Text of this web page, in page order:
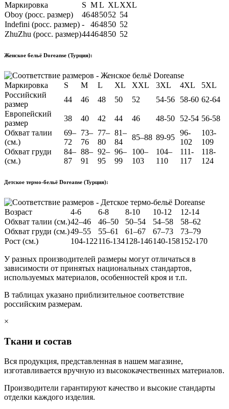
Маркировка S ML XLXXL
Oboy (росс. размер)
46485052 54
Indefini (росс. размер) - 464850 52
ZhuZhu (росс. размер)44464850 52
Женское бельё Doreanse (Турция):
Маркировка S M L XL XXL 3XL 4XL
5XL
Российский
размер
44 46 48 50 52 54-56 58-60 62-64
Европейский
размер
38 40 42 44 46 48-50 52-54 56-58
Обхват талии
(см.)
69–
72
73–
76
77–
80
81–
84
85–88 89-95
96-
102
103-
109
Обхват груди
(см.)
84–
87
88–
91
92–
95
96–
99
100–
103
104–
110
111-
117
118-
124
Детское термо-бельё Doreanse (Турция):
Возраст 4-6 6-8 8-10 10-12
12-14
Обхват талии (см.)42–46 46–50 50–54 54–58
58–62
Обхват груди (см.)49–55 55–61 61–67 67–73
73–79
Рост (см.)
104-122116-134128-146140-158152-170
У разных производителей размеры могут отличаться в
зависимости от принятых национальных стандартов,
используемых материалов, особенностей кроя и т.п.
В таблицах указано приблизительное соответствие
российским размерам.
×
Ткани и состав
Вся продукция, представленная в нашем магазине,
изготавливается вручную из высококачественных материалов.
Производители гарантируют качество и высокие стандарты
отделки каждого изделия.